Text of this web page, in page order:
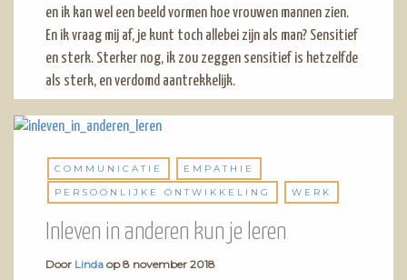
en ik kan wel een beeld vormen hoe vrouwen mannen zien.
En ik vraag mij af, je kunt toch allebei zijn als man? Sensitief
en sterk. Sterker nog, ik zou zeggen sensitief is hetzelfde
als sterk, en verdomd aantrekkelijk.
COMMUNICATIE
EMPATHIE
PERSOONLIJKE ONTWIKKELING
WERK
Inleven in anderen kun je leren
Door Linda op8 november 2018